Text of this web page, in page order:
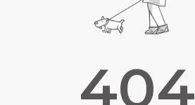
404